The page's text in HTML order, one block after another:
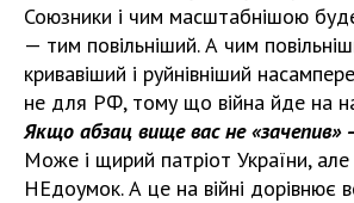
Союзники і чим масштабнішою
— тим повільніший. А чим
кривавіший і руйнівніший
не для РФ, тому що війна йде на
Якщо абзац вище вас не «зачепив»
Може і щирий патріот України,
НЕдоумок. А це на війні дорівнює